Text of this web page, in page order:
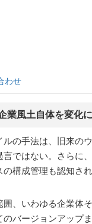
わせ
業風土自体を変化
の手法は、旧来の
ではない。さらに
構成管理も認知され
囲、いわゆる企業体
バージョンアップ